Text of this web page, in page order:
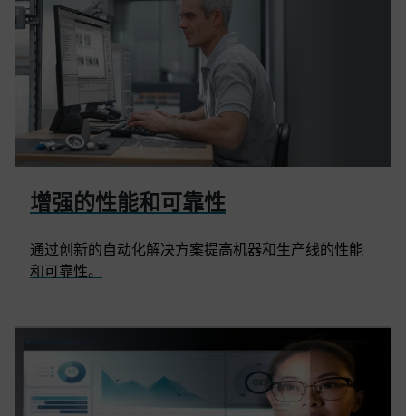
增强的性能和可靠性
通过创新的自动化解决方案提高机器和生产线的性能
和可靠性。